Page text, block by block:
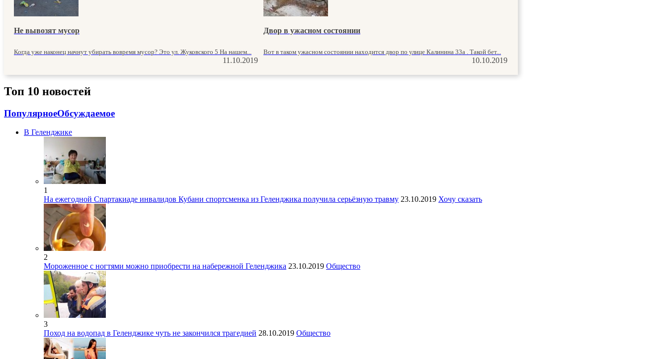
Не вывозят мусор
Когда уже наконец начнут убирать вовремя мусор? Это ул. Жуковского 5 На нашем...
11.10.2019
Двор в ужасном состоянии
Вот в таком ужасном состоянии находится двор по улице Калинина 33а . Такой бет...
10.10.2019
Топ 10 новостей
ПопулярноеОбсуждаемое
В Геленджике
1
На ежегодной Спартакиаде инвалидов Кубани спортсменка из Геленджика получила серьёзную травму 23.10.2019 Хочу сказать
2
Мороженное с ногтями можно приобрести на набережной Геленджика 23.10.2019 Общество
3
Поход на водопад в Геленджике чуть не закончился трагедией 28.10.2019 Общество